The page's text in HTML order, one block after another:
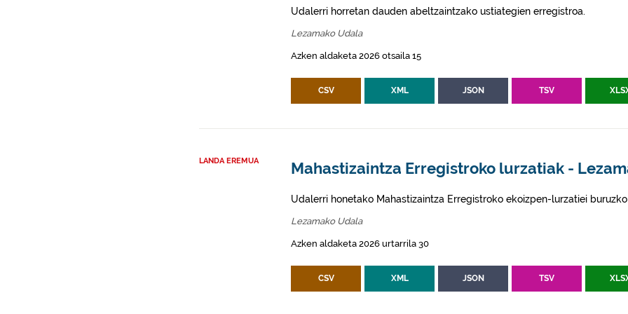
Udalerri horretan dauden abeltzaintzako ustiategien erregistroa.
Lezamako Udala
Azken aldaketa 2026 otsaila 15
CSV XML JSON TSV
LANDA EREMUA Mahastizaintza Erregistroko lurzatiak -
Udalerri honetako Mahastizaintza Erregistroko ekoizpen-lurzatiei
Lezamako Udala
Azken aldaketa 2026 urtarrila 30
CSV XML JSON TSV